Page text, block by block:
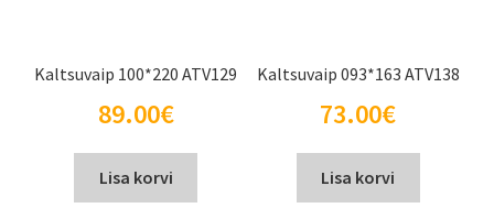
Kaltsuvaip 100*220 ATV129
89.00€
Lisa korvi
Kaltsuvaip 093*163 ATV138
73.00€
Lisa korvi